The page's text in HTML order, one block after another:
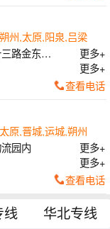
州,太原,阳泉,吕梁
路金东物
更多+
更多+
查看电话
原,晋城,运城,朔州
园内
更多+
更多+
查看电话
线 华北专线